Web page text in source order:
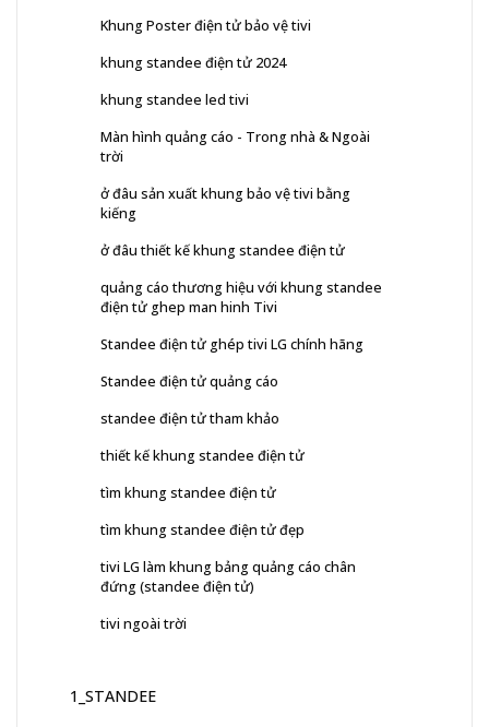
Khung Poster điện tử bảo vệ tivi
khung standee điện tử 2024
khung standee led tivi
Màn hình quảng cáo - Trong nhà & Ngoài
trời
ở đâu sản xuất khung bảo vệ tivi bằng
kiếng
ở đâu thiết kế khung standee điện tử
quảng cáo thương hiệu với khung standee
điện tử ghep man hinh Tivi
Standee điện tử ghép tivi LG chính hãng
Standee điện tử quảng cáo
standee điện tử tham khảo
thiết kế khung standee điện tử
tìm khung standee điện tử
tìm khung standee điện tử đẹp
tivi LG làm khung bảng quảng cáo chân
đứng (standee điện tử)
tivi ngoài trời
1_STANDEE